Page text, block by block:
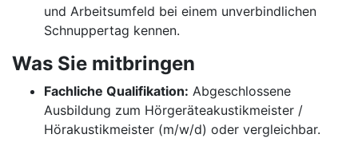
und Arbeitsumfeld bei einem unverbindlichen
Schnuppertag kennen.
Was Sie mitbringen
Fachliche Qualifikation: Abgeschlossene
Ausbildung zum Hörgeräteakustikmeister /
Hörakustikmeister (m/w/d) oder vergleichbar.